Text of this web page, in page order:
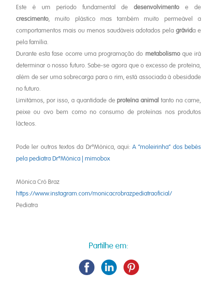
Este é um período fundamental dedesenvolvimento e de
crescimento, muito plástico mas também muito permeável a
comportamentos mais ou menos saudáveis adotados pelagrávida e
pela família.
Durante esta fase ocorre uma programação do metabolismoque irá
determinar o nosso futuro. Sabe-se agora que o excesso de proteína,
além de ser uma sobrecarga para o rim, está associada à obesidade
no futuro.
Limitámos, por isso, a quantidade deproteína animal tanto na carne,
peixe ou ovo bem como no consumo de proteínas nos produtos
lácteos.
Pode ler outros textos da DrªMónica, aqui:A “moleirinha” dos bebés
pela pediatra DrªMónica | mimobox
Mónica Cró Braz
https://www.instagram.com/monicacrobrazpediatraoficial/
Pediatra
Partilhe em: